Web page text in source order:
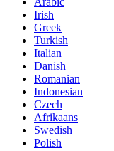
Irish
Greek
Turkish
Italian
Danish
Romanian
Indonesian
Czech
Afrikaans
Swedish
Polish